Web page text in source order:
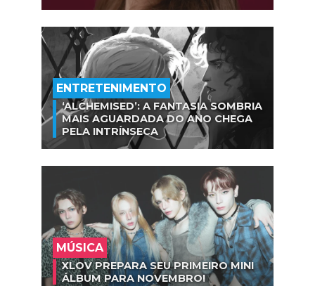
ENTRETENIMENTO
‘ALCHEMISED’: A FANTASIA SOMBRIA
MAIS AGUARDADA DO ANO CHEGA
PELA INTRÍNSECA
MÚSICA
XLOV PREPARA SEU PRIMEIRO MINI
ÁLBUM PARA NOVEMBRO!